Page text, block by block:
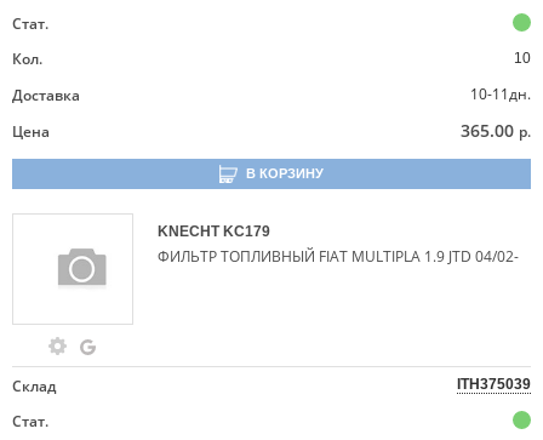
Стат.
Кол.
10
Доставка
10-11дн.
Цена
365.00 р.
В КОРЗИНУ
KNECHT KC179
ФИЛЬТР ТОПЛИВНЫЙ FIAT MULTIPLA 1.9 JTD 04/02-
Склад ITH375039
Стат.